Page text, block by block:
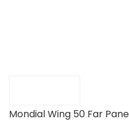
Mondial Wing 50 Far